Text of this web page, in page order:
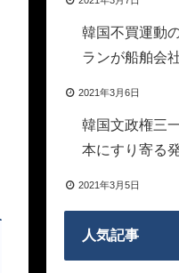
韓国不買運動
ランが船舶会
2021年3月6日
韓国文政権三
本にすり寄る
2021年3月5日
人気記事